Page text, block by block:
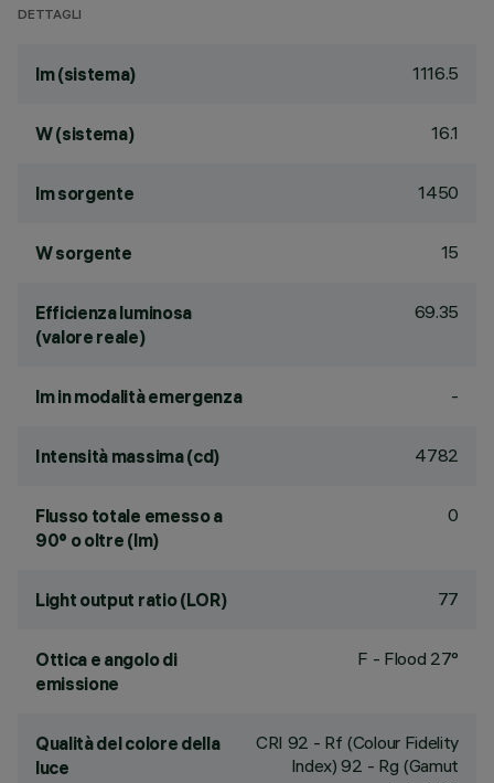
DETTAGLI
lm (sistema) 1116.5
W (sistema) 16.1
lm sorgente 1450
W sorgente 15
Efficienza luminosa
(valore reale)
69.35
lm in modalità emergenza -
Intensità massima (cd) 4782
Flusso totale emesso a
90° o oltre (lm)
0
Light output ratio (LOR) 77
Ottica e angolo di
emissione
F - Flood 27°
Qualità del colore della
luce
CRI 92 - Rf (Colour Fidelity
Index) 92 - Rg (Gamut